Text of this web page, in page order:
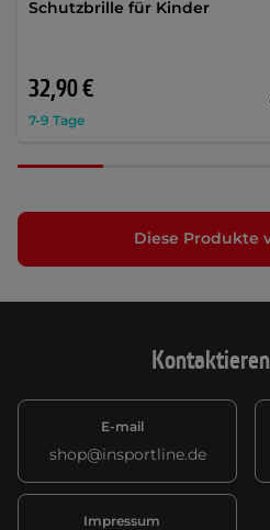
Schutzbrille für Kinder
32,90 €
7-9 Tage
Diese Produkte
E-mail
shop@insportline.de
Impressum